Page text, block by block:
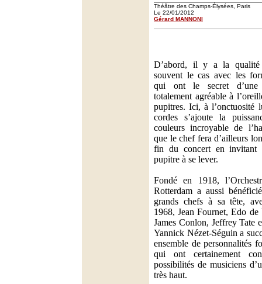
Théâtre des Champs-Élysées, Paris
Le 22/01/2012
Gérard MANNONI
D’abord, il y a la qualité
souvent le cas avec les
qui ont le secret d’une
totalement agréable à
pupitres. Ici, à l’onctuosité
cordes s’ajoute la
couleurs incroyable de
que le chef fera d’ailleurs
fin du concert en invitant
pupitre à se lever.
Fondé en 1918,
Rotterdam a aussi
grands chefs à sa tête,
1968, Jean Fournet, Edo
James Conlon, Jeffrey Tate
Yannick Nézet-Séguin a
ensemble de personnalités
qui ont certainement
possibilités de musiciens
très haut.